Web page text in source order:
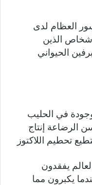
العظام لدى
الذين
الحيواني
في الحليب
الرضاعة إنتاج
تحطيم اللاكتوز
يفقدون
يكبرون مما